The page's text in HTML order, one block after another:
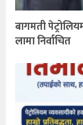
बागमती
लामा निर्वाचित